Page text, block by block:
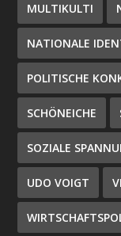
MULTIKULTI
NATIONALE
POLITISCHE
SCHÖNEICHE
SOZIALE
UDO VOIGT